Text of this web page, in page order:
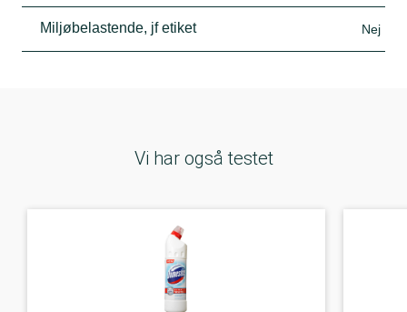
Miljøbelastende, jf etiket Nej
Vi har også testet